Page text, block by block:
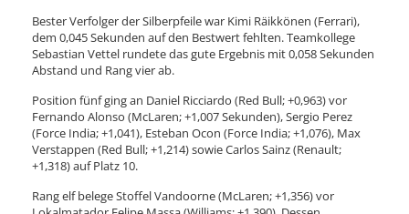
Bester Verfolger der Silberpfeile war Kimi Räikkönen (Ferrari),
dem 0,045 Sekunden auf den Bestwert fehlten. Teamkollege
Sebastian Vettel rundete das gute Ergebnis mit 0,058 Sekunden
Abstand und Rang vier ab.
Position fünf ging an Daniel Ricciardo (Red Bull; +0,963) vor
Fernando Alonso (McLaren; +1,007 Sekunden), Sergio Perez
(Force India; +1,041), Esteban Ocon (Force India; +1,076), Max
Verstappen (Red Bull; +1,214) sowie Carlos Sainz (Renault;
+1,318) auf Platz 10.
Rang elf belege Stoffel Vandoorne (McLaren; +1,356) vor